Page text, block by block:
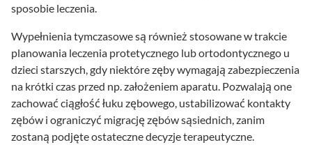
sposobie leczenia.
Wypełnienia tymczasowe są również stosowane w trakcie
planowania leczenia protetycznego lub ortodontycznego u
dzieci starszych, gdy niektóre zęby wymagają zabezpieczenia
na krótki czas przed np. założeniem aparatu. Pozwalają one
zachować ciągłość łuku zębowego, ustabilizować kontakty
zębów i ograniczyć migrację zębów sąsiednich, zanim
zostaną podjęte ostateczne decyzje terapeutyczne.